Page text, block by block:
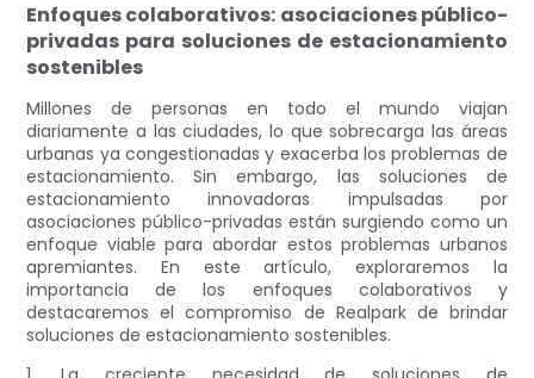
Enfoques colaborativos: asociaciones público-
privadas para soluciones de estacionamiento
sostenibles
Millones de personas en todo el mundo viajan
diariamente a las ciudades, lo que sobrecarga las áreas
urbanas ya congestionadas y exacerba los problemas de
estacionamiento. Sin embargo, las soluciones de
estacionamiento innovadoras impulsadas por
asociaciones público-privadas están surgiendo como un
enfoque viable para abordar estos problemas urbanos
apremiantes. En este artículo, exploraremos la
importancia de los enfoques colaborativos y
destacaremos el compromiso de Realpark de brindar
soluciones de estacionamiento sostenibles.